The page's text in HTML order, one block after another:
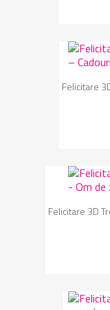
Felicitare
Felicitare 3D